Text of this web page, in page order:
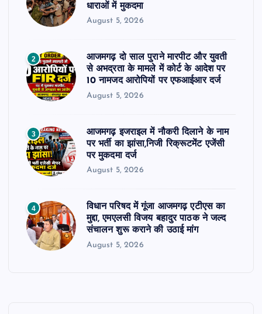
धाराओं में मुकदमा
August 5, 2026
2
आजमगढ़ दो साल पुराने मारपीट और युवती
से अभद्रता के मामले में कोर्ट के आदेश पर
10 नामजद आरोपियों पर एफआईआर दर्ज
August 5, 2026
3
आजमगढ़ इजराइल में नौकरी दिलाने के नाम
पर भर्ती का झांसा,निजी रिक्रूटमेंट एजेंसी
पर मुकदमा दर्ज
August 5, 2026
4
विधान परिषद में गूंजा आजमगढ़ एटीएस का
मुद्दा, एमएलसी विजय बहादुर पाठक ने जल्द
संचालन शुरू कराने की उठाई मांग
August 5, 2026